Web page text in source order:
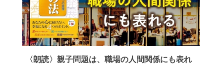
〈朗読〉親子問題は、職場の人間関係にも表れ